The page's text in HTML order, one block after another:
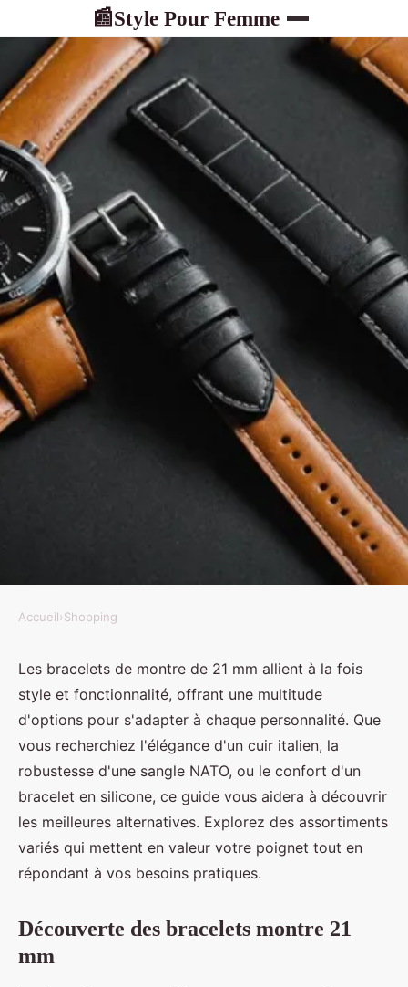
📰Style Pour Femme
SHOPPING
Découvrez les meilleurs
bracelets montre 21 mm pour
tous les styles
Louise•26 février 2025•3 min de lecture
Accueil›Shopping
Les bracelets de montre de 21 mm allient à la fois
style et fonctionnalité, offrant une multitude
d'options pour s'adapter à chaque personnalité. Que
vous recherchiez l'élégance d'un cuir italien, la
robustesse d'une sangle NATO, ou le confort d'un
bracelet en silicone, ce guide vous aidera à découvrir
les meilleures alternatives. Explorez des assortiments
variés qui mettent en valeur votre poignet tout en
répondant à vos besoins pratiques.
Découverte des bracelets montre 21
mm